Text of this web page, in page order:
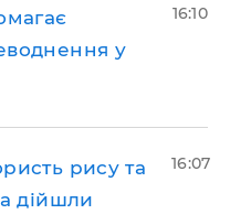
у
16:10
рису та
дійшли
16:07